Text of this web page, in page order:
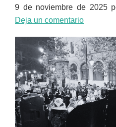
9 de noviembre de 2025
Deja un comentario